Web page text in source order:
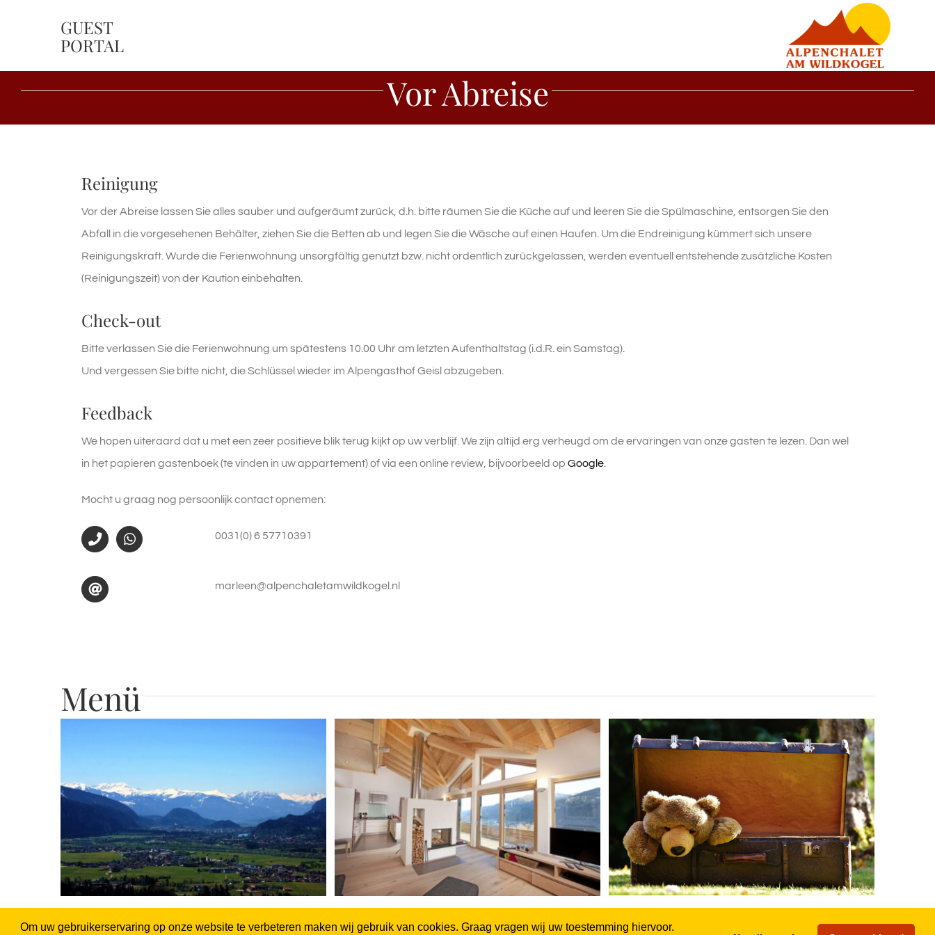
Om uw gebruikerservaring op onze website te verbeteren maken wij gebruik van cookies. Graag vragen wij uw toestemming hiervoor.
GUEST
PORTAL
Vor Abreise
Reinigung
Vor der Abreise lassen Sie alles sauber und aufgeräumt zurück, d.h. bitte räumen Sie die Küche auf und leeren Sie die Spülmaschine, entsorgen Sie den
Abfall in die vorgesehenen Behälter, ziehen Sie die Betten ab und legen Sie die Wäsche auf einen Haufen. Um die Endreinigung kümmert sich unsere
Reinigungskraft. Wurde die Ferienwohnung unsorgfältig genutzt bzw. nicht ordentlich zurückgelassen, werden eventuell entstehende zusätzliche Kosten
(Reinigungszeit) von der Kaution einbehalten.
Check-out
Bitte verlassen Sie die Ferienwohnung um spätestens 10.00 Uhr am letzten Aufenthaltstag (i.d.R. ein Samstag).
Und vergessen Sie bitte nicht, die Schlüssel wieder im Alpengasthof Geisl abzugeben.
Feedback
We hopen uiteraard dat u met een zeer positieve blik terug kijkt op uw verblijf. We zijn altijd erg verheugd om de ervaringen van onze gasten te lezen. Dan wel
in het papieren gastenboek (te vinden in uw appartement) of via een online review, bijvoorbeeld op Google.
Mocht u graag nog persoonlijk contact opnemen:
0031(0) 6 57710391
marleen@alpenchaletamwildkogel.nl
Menü
Vor Anreise Während Aufenthalt Vor Abreise